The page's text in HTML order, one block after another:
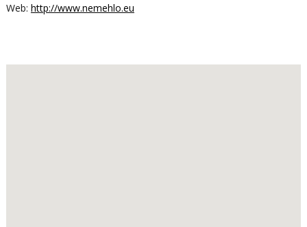
Web: http://www.nemehlo.eu